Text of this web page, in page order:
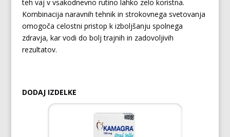
teh vaj v vsakodnevno rutino lahko zelo koristna.
Kombinacija naravnih tehnik in strokovnega svetovanja
omogoča celostni pristop k izboljšanju spolnega
zdravja, kar vodi do bolj trajnih in zadovoljivih
rezultatov.
DODAJ IZDELKE